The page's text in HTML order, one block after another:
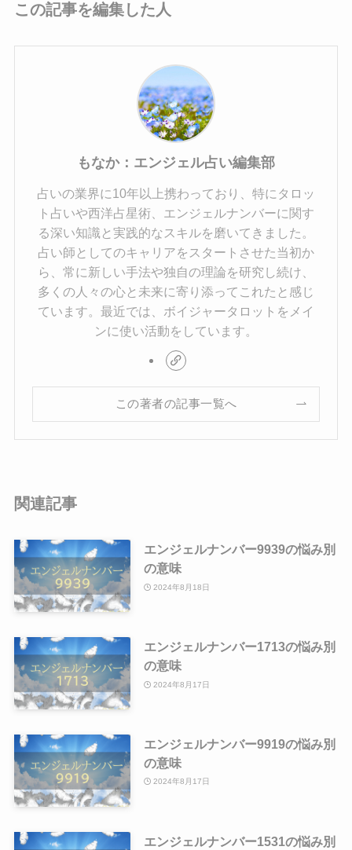
この記事を編集した人
もなか：エンジェル占い編集部
占いの業界に10年以上携わっており、特にタロッ
ト占いや西洋占星術、エンジェルナンバーに関す
る深い知識と実践的なスキルを磨いてきました。
占い師としてのキャリアをスタートさせた当初か
ら、常に新しい手法や独自の理論を研究し続け、
多くの人々の心と未来に寄り添ってこれたと感じ
ています。最近では、ボイジャータロットをメイ
ンに使い活動をしています。
この著者の記事一覧へ
関連記事
エンジェルナンバー9939の悩み別
の意味
2024年8月18日
エンジェルナンバー1713の悩み別
の意味
2024年8月17日
エンジェルナンバー9919の悩み別
の意味
2024年8月17日
エンジェルナンバー1531の悩み別